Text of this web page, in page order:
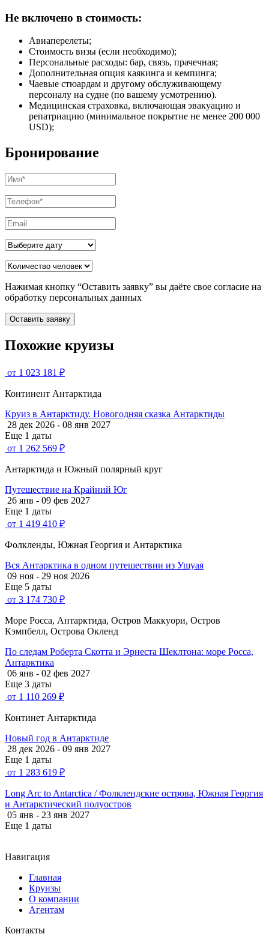
Не включено в стоимость:
Авиаперелеты;
Стоимость визы (если необходимо);
Персональные расходы: бар, связь, прачечная;
Дополнительная опция каякинга и кемпинга;
Чаевые стюардам и другому обслуживающему
персоналу на судне (по вашему усмотрению).
Медицинская страховка, включающая эвакуацию и
репатриацию (минимальное покрытие не менее 200 000
USD);
Бронирование
Нажимая кнопку “Оставить заявку” вы даёте свое согласие на
обработку персональных данных
Оставить заявку
Похожие круизы
от 1 023 181 ₽
Континент Антарктида
Круиз в Антарктиду. Новогодняя сказка Антарктиды
28 дек 2026 - 08 янв 2027
Еще 1 даты
от 1 262 569 ₽
Антарктида и Южный полярный круг
Путешествие на Крайний Юг
26 янв - 09 фев 2027
Еще 1 даты
от 1 419 410 ₽
Фолкленды, Южная Георгия и Антарктика
Вся Антарктика в одном путешествии из Ушуая
09 ноя - 29 ноя 2026
Еще 5 даты
от 3 174 730 ₽
Море Росса, Антарктида, Остров Маккуори, Остров
Кэмпбелл, Острова Окленд
По следам Роберта Скотта и Эрнеста Шеклтона: море Росса,
Антарктика
06 янв - 02 фев 2027
Еще 3 даты
от 1 110 269 ₽
Континет Антарктида
Новый год в Антарктиде
28 дек 2026 - 09 янв 2027
Еще 1 даты
от 1 283 619 ₽
Long Arc to Antarctica / Фолклендские острова, Южная Георгия
и Антарктический полуостров
05 янв - 23 янв 2027
Еще 1 даты
Навигация
Главная
Круизы
О компании
Агентам
Контакты